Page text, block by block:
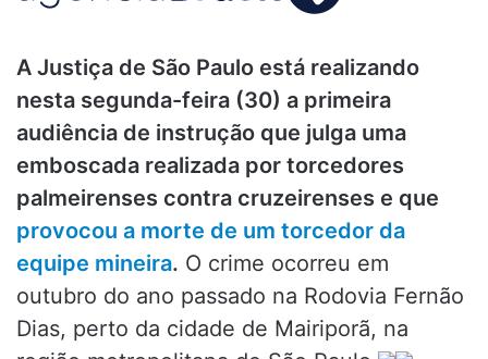
A Justiça de São Paulo está realizando
nesta segunda-feira (30) a primeira
audiência de instrução que julga uma
emboscada realizada por torcedores
palmeirenses contra cruzeirenses e que
provocou a morte de um torcedor da
equipe mineira. O crime ocorreu em
outubro do ano passado na Rodovia Fernão
Dias, perto da cidade de Mairiporã, na